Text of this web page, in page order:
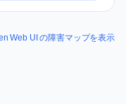
Web UI の障害マップを表示